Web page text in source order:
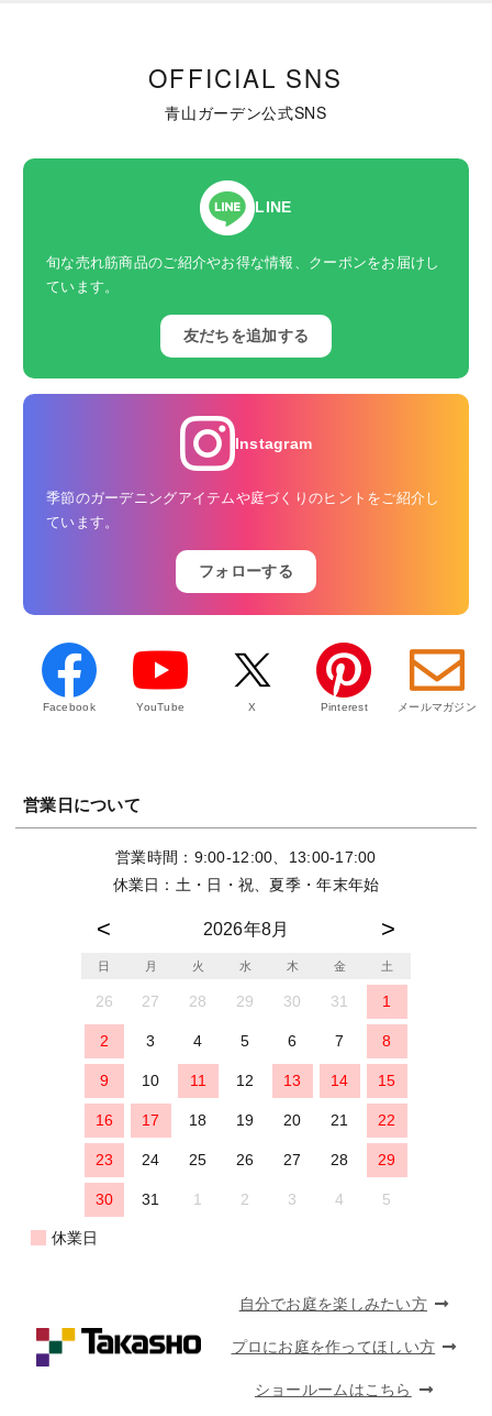
OFFICIAL SNS
青山ガーデン公式SNS
LINE
旬な売れ筋商品のご紹介やお得な情報、クーポンをお届けし
ています。
友だちを追加する
Instagram
季節のガーデニングアイテムや庭づくりのヒントをご紹介し
ています。
フォローする
Facebook YouTube X Pinterest メールマガジン
営業日について
営業時間：9:00-12:00、13:00-17:00
休業日：土・日・祝、夏季・年末年始
2026年8月
日 月 火 水 木 金 土
26 27 28 29 30 31 1
2 3 4 5 6 7 8
9 10 11 12 13 14 15
16 17 18 19 20 21 22
23 24 25 26 27 28 29
30 31 1 2 3 4 5
休業日
自分でお庭を楽しみたい方
プロにお庭を作ってほしい方
ショールームはこちら